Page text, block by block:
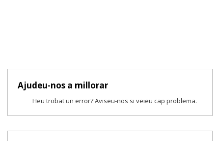
Ajudeu-nos a millorar
Heu trobat un error? Aviseu-nos si veieu cap problema.